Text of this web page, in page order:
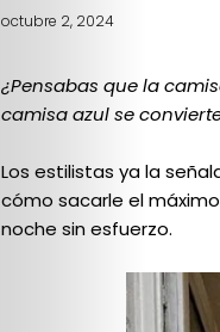
octubre 2, 2024
¿Pensabas que la
camisa azul se
Los estilistas ya la
cómo sacarle el
noche sin esfuerzo.